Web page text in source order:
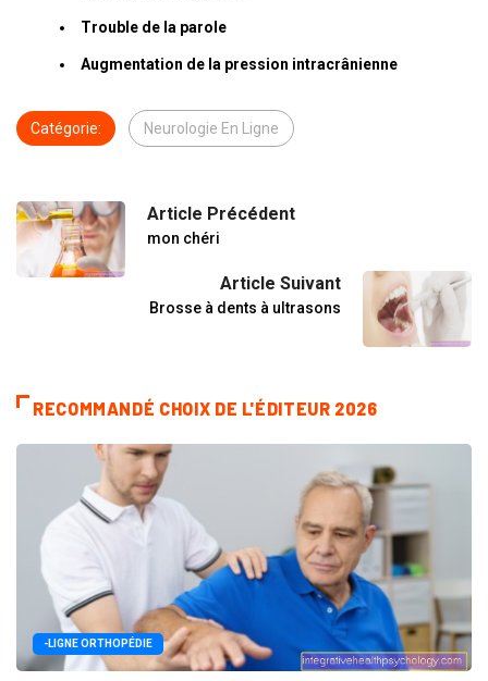
Trouble de la parole
Augmentation de la pression intracrânienne
Catégorie: Neurologie En Ligne
Article Précédent
mon chéri
Article Suivant
Brosse à dents à ultrasons
RECOMMANDÉ CHOIX DE L'ÉDITEUR 2026
-LIGNE ORTHOPÉDIE